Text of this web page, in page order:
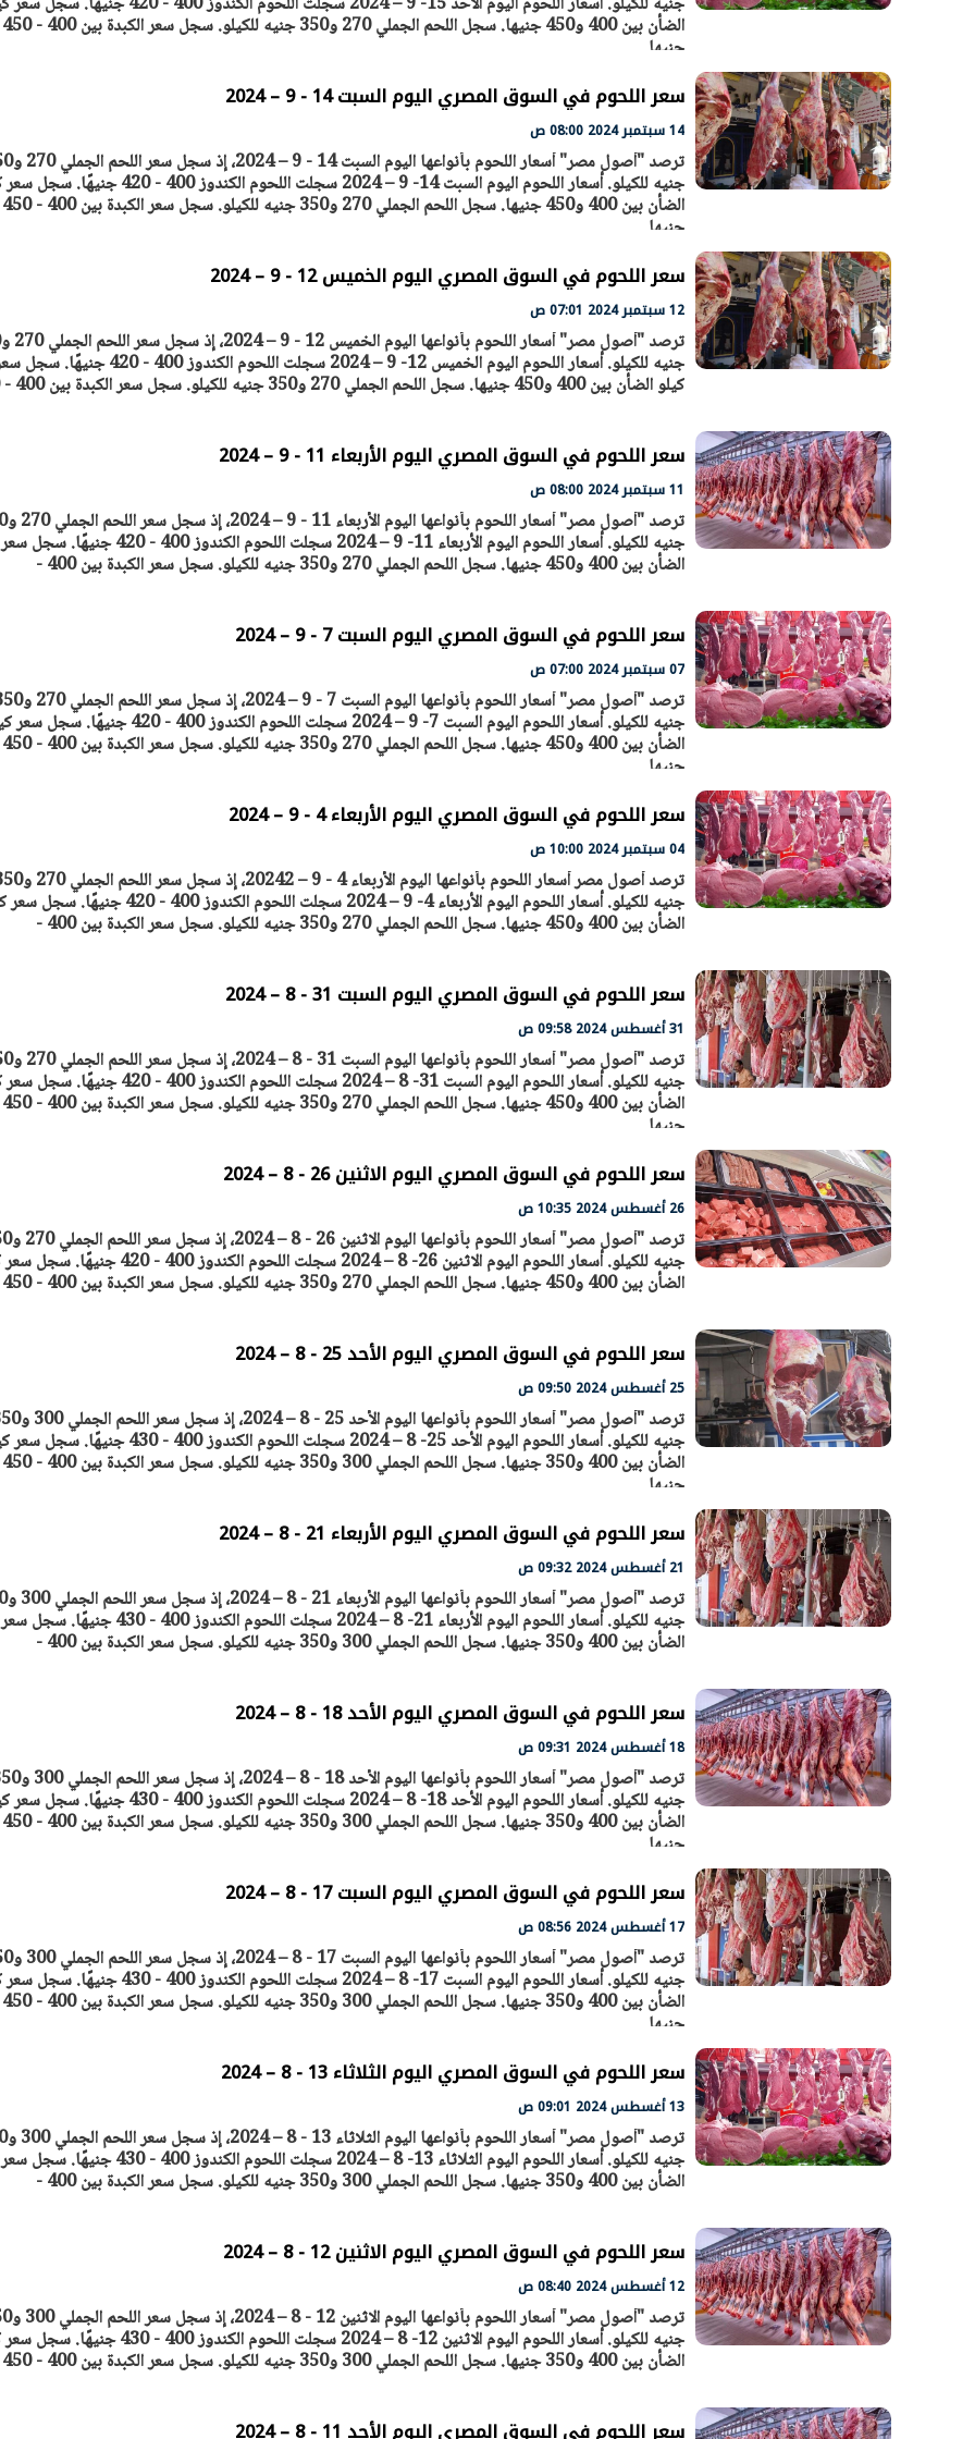
الضأن بين 400 و450 جنيها. سجل اللحم الجملي 270 و350 جنيه للكيلو. سجل سعر الكبدة بين 400 - 450
جنيها
سعر اللحوم في السوق المصري اليوم السبت 14 - 9 – 2024
14 سبتمبر 2024 08:00 ص
ترصد "أصول مصر" أسعار
جنيه للكيلو. أسعار اللحوم اليوم السبت 14- 9 – 2024 سجلت اللحوم الكندوز 400 -
الضأن بين 400 و450 جنيها. سجل اللحم الجملي 270 و350 جنيه للكيلو. سجل سعر الكبدة بين 400 - 450
جنيها
سعر اللحوم في السوق المصري اليوم الخميس 12 - 9 – 2024
12 سبتمبر 2024 07:01 ص
جنيه للكيلو. أسعار اللحوم اليوم الخميس 12- 9 – 2024 سجلت اللحوم الكندوز 400 - 420
كيلو الضأن بين 400 و450 جنيها. سجل اللحم الجملي 270 و350 جنيه للكيلو. سجل سعر الكبدة بين 400 - 450
سعر اللحوم في السوق المصري اليوم الأربعاء 11 - 9 – 2024
11 سبتمبر 2024 08:00 ص
ترصد "أصول مصر"
جنيه للكيلو. أسعار اللحوم اليوم الأربعاء 11- 9 – 2024 سجلت اللحوم الكندوز
الضأن بين 400 و450 جنيها. سجل اللحم الجملي 270 و350 جنيه للكيلو. سجل سعر الكبدة بين 400 -
سعر اللحوم في السوق المصري اليوم السبت 7 - 9 – 2024
07 سبتمبر 2024 07:00 ص
ترصد "أصول مصر" أسعار اللحوم بأنواعها اليوم السبت 7 - 9 –
جنيه للكيلو. أسعار اللحوم اليوم السبت 7- 9 – 2024 سجلت اللحوم الكندوز 400 - 420
الضأن بين 400 و450 جنيها. سجل اللحم الجملي 270 و350 جنيه للكيلو. سجل سعر الكبدة بين 400 - 450
جنيها
سعر اللحوم في السوق المصري اليوم الأربعاء 4 - 9 – 2024
04 سبتمبر 2024 10:00 ص
ترصد أصول مصر أسعار اللحوم بأنواعها اليوم الأربعاء 4 - 9 –
جنيه للكيلو. أسعار اللحوم اليوم الأربعاء 4- 9 – 2024 سجلت اللحوم الكندوز 400 - 420
الضأن بين 400 و450 جنيها. سجل اللحم الجملي 270 و350 جنيه للكيلو. سجل سعر الكبدة بين 400 -
سعر اللحوم في السوق المصري اليوم السبت 31 - 8 – 2024
31 أغسطس 2024 09:58 ص
ترصد "أصول مصر" أسعار
جنيه للكيلو. أسعار اللحوم اليوم السبت 31- 8 – 2024 سجلت اللحوم الكندوز 400 -
الضأن بين 400 و450 جنيها. سجل اللحم الجملي 270 و350 جنيه للكيلو. سجل سعر الكبدة بين 400 - 450
جنيها
سعر اللحوم في السوق المصري اليوم الاثنين 26 - 8 – 2024
26 أغسطس 2024 10:35 ص
ترصد "أصول مصر" أسعار
جنيه للكيلو. أسعار اللحوم اليوم الاثنين 26- 8 – 2024 سجلت اللحوم الكندوز 400 -
الضأن بين 400 و450 جنيها. سجل اللحم الجملي 270 و350 جنيه للكيلو. سجل سعر الكبدة بين 400 - 450
سعر اللحوم في السوق المصري اليوم الأحد 25 - 8 – 2024
25 أغسطس 2024 09:50 ص
ترصد "أصول مصر" أسعار اللحوم بأنواعها اليوم الأحد 25
جنيه للكيلو. أسعار اللحوم اليوم الأحد 25- 8 – 2024 سجلت اللحوم الكندوز 400 - 430
الضأن بين 400 و350 جنيها. سجل اللحم الجملي 300 و350 جنيه للكيلو. سجل سعر الكبدة بين 400 - 450
جنيها
سعر اللحوم في السوق المصري اليوم الأربعاء 21 - 8 – 2024
21 أغسطس 2024 09:32 ص
ترصد "أصول مصر"
جنيه للكيلو. أسعار اللحوم اليوم الأربعاء 21- 8 – 2024 سجلت اللحوم الكندوز
الضأن بين 400 و350 جنيها. سجل اللحم الجملي 300 و350 جنيه للكيلو. سجل سعر الكبدة بين 400 -
سعر اللحوم في السوق المصري اليوم الأحد 18 - 8 – 2024
18 أغسطس 2024 09:31 ص
ترصد "أصول مصر" أسعار اللحوم بأنواعها اليوم الأحد 18
جنيه للكيلو. أسعار اللحوم اليوم الأحد 18- 8 – 2024 سجلت اللحوم الكندوز 400 - 430
الضأن بين 400 و350 جنيها. سجل اللحم الجملي 300 و350 جنيه للكيلو. سجل سعر الكبدة بين 400 - 450
جنيها
سعر اللحوم في السوق المصري اليوم السبت 17 - 8 – 2024
17 أغسطس 2024 08:56 ص
ترصد "أصول مصر" أسعار
جنيه للكيلو. أسعار اللحوم اليوم السبت 17- 8 – 2024 سجلت اللحوم الكندوز 400 -
الضأن بين 400 و350 جنيها. سجل اللحم الجملي 300 و350 جنيه للكيلو. سجل سعر الكبدة بين 400 - 450
جنيها
سعر اللحوم في السوق المصري اليوم الثلاثاء 13 - 8 – 2024
13 أغسطس 2024 09:01 ص
ترصد "أصول مصر"
جنيه للكيلو. أسعار اللحوم اليوم الثلاثاء 13- 8 – 2024 سجلت اللحوم الكندوز
الضأن بين 400 و350 جنيها. سجل اللحم الجملي 300 و350 جنيه للكيلو. سجل سعر الكبدة بين 400 -
سعر اللحوم في السوق المصري اليوم الاثنين 12 - 8 – 2024
12 أغسطس 2024 08:40 ص
ترصد "أصول مصر" أسعار
جنيه للكيلو. أسعار اللحوم اليوم الاثنين 12- 8 – 2024 سجلت اللحوم الكندوز 400 -
الضأن بين 400 و350 جنيها. سجل اللحم الجملي 300 و350 جنيه للكيلو. سجل سعر الكبدة بين 400 - 450
سعر اللحوم في السوق المصري اليوم الأحد 11 - 8 – 2024
رئيس الوزراء يتابع الإجراءات الخاصة
بتنفيذ التوجيهات الرئاسية بطرح وحدات
سكنية بالإيجار للمواطنين
30 مارس 2026 04:40 م
افتتاح «إيجبس 2026» بحضور دولي
بوصفها مركزًا إقليميًّا للطاقة
وزيرة الإسكان تكشف عن تصور
رئيس الوزراء يتابع الإجراءات الخاصة
بتنفيذ التوجيهات الرئاسية بطرح وحدات
سكنية بالإيجار للمواطنين
30 مارس 2026 04:40 م
واسع.. والبترول: مصر تعزز مكانتها
بوصفها مركزًا إقليميًّا للطاقة
30 مارس 2026 03:59 م
لطرح عدد كبير من الوحدات
بنظام الإيجار 30 مارس 2026 06:28 م
رئيس الوزراء يتابع الإجراءات الخاصة
بتنفيذ التوجيهات الرئاسية بطرح وحدات
سكنية بالإيجار للمواطنين
30 مارس 2026 04:40 م
افتتاح «إيجبس 2026» بحضور دولي
بوصفها مركزًا إقليميًّا للطاقة
30 مارس 2026 03:59 م
وزيرة الإسكان تكشف عن تصور